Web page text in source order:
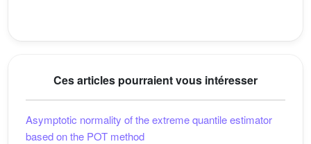
Ces articles pourraient vous intéresser
Asymptotic normality of the extreme quantile estimator
based on the POT method